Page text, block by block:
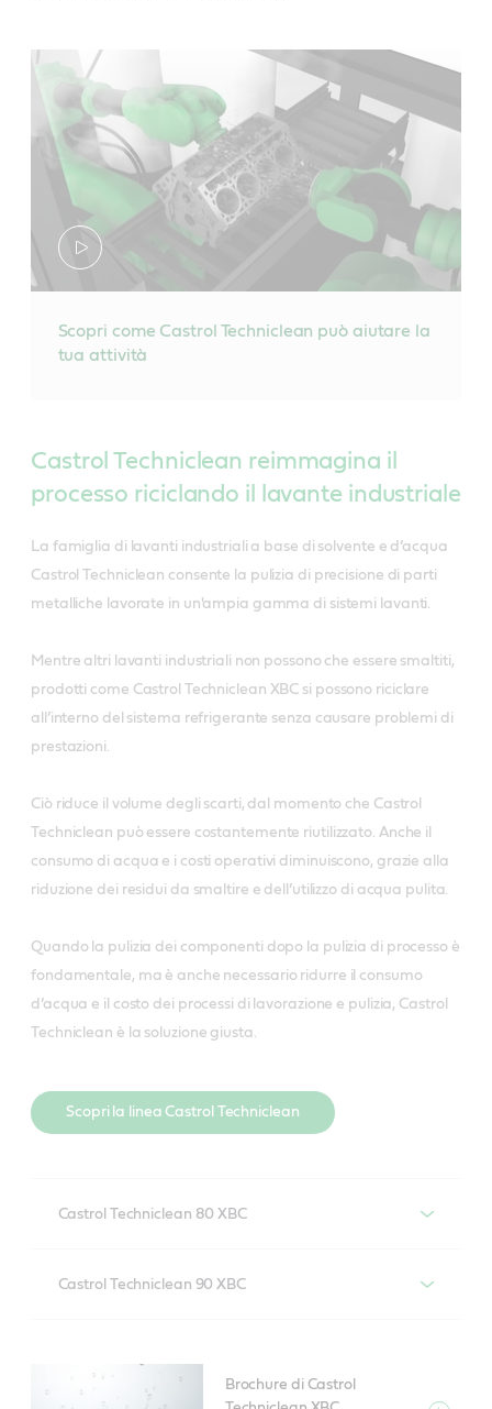
Scopri come Castrol Techniclean può aiutare la
tua attività
Castrol Techniclean reimmagina il
processo riciclando il lavante industriale
La famiglia di lavanti industriali a base di solvente e d’acqua
Castrol Techniclean consente la pulizia di precisione di parti
metalliche lavorate in un'ampia gamma di sistemi lavanti.
Mentre altri lavanti industriali non possono che essere smaltiti,
prodotti come Castrol Techniclean XBC si possono riciclare
all’interno del sistema refrigerante senza causare problemi di
prestazioni.
Ciò riduce il volume degli scarti, dal momento che Castrol
Techniclean può essere costantemente riutilizzato. Anche il
consumo di acqua e i costi operativi diminuiscono, grazie alla
riduzione dei residui da smaltire e dell’utilizzo di acqua pulita.
Quando la pulizia dei componenti dopo la pulizia di processo è
fondamentale, ma è anche necessario ridurre il consumo
d’acqua e il costo dei processi di lavorazione e pulizia, Castrol
Techniclean è la soluzione giusta.
Scopri la linea Castrol Techniclean
Castrol Techniclean 80 XBC
prestazioni per la lavorazione del metallo,
oleosa e una lunga durata del bagno.
Castrol Techniclean 90 XBC
prestazioni per la lavorazione del metallo,
caratterizzato da eccellenti proprietà demulsificanti,
Brochure di Castrol